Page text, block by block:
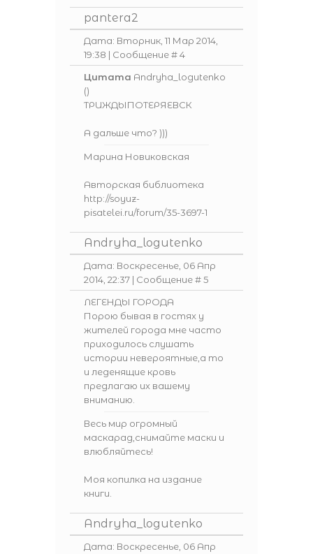
pantera2
Дата: Вторник, 11 Мар 2014,
19:38 | Сообщение #4
Цитата Andryha_logutenko
()
ТРИЖДЫПОТЕРЯЕВСК
А дальше что? )))
Марина Новиковская
Авторская библиотека
http://soyuz-
pisatelei.ru/forum/35-3697-1
Andryha_logutenko
Дата: Воскресенье, 06 Апр
2014, 22:37 | Сообщение #5
ЛЕГЕНДЫ ГОРОДА
Порою бывая в гостях у
жителей города мне часто
приходилось слушать
истории невероятные,а то
и леденящие кровь
предлагаю их вашему
вниманию.
Весь мир огромный
маскарад,снимайте маски и
влюбляйтесь!
Моя копилка на издание
книги.
Andryha_logutenko
Дата: Воскресенье, 06 Апр